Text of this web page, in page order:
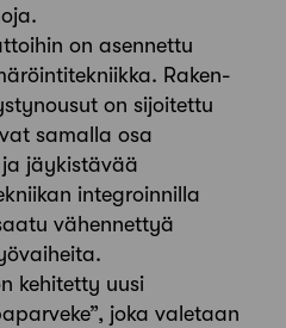
on asennettu
Raken­
on sijoitettu
samalla osa
jäykistävää
integroinnilla
vähennettyä
kehitetty uusi
joka valetaan